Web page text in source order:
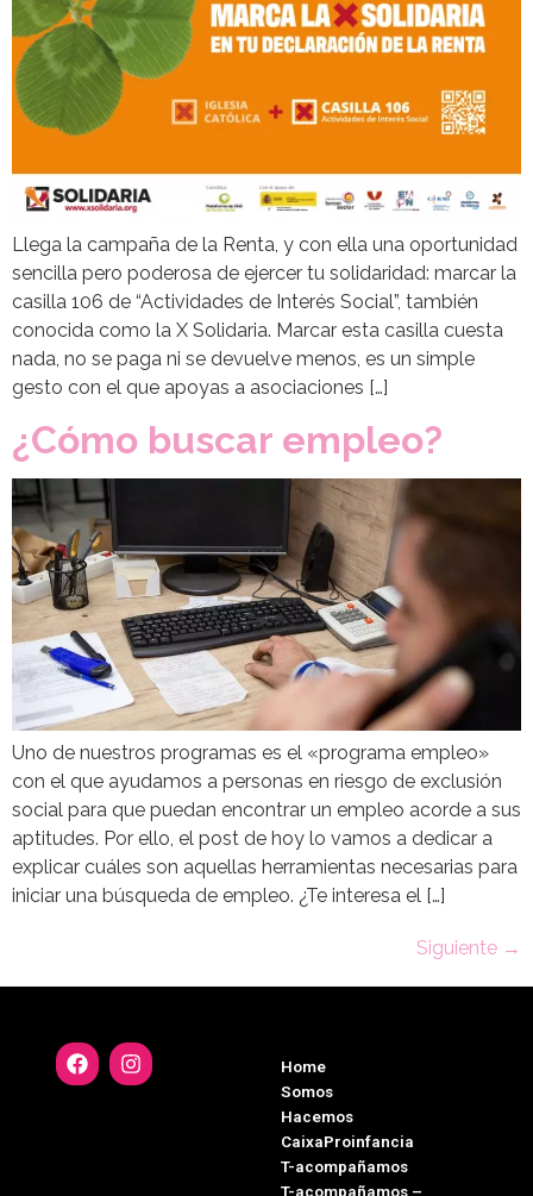
Llega la campaña de la Renta, y con ella una oportunidad
sencilla pero poderosa de ejercer tu solidaridad: marcar la
casilla 106 de “Actividades de Interés Social”, también
conocida como la X Solidaria. Marcar esta casilla cuesta
nada, no se paga ni se devuelve menos, es un simple
gesto con el que apoyas a asociaciones […]
¿Cómo buscar empleo?
Uno de nuestros programas es el «programa empleo»
con el que ayudamos a personas en riesgo de exclusión
social para que puedan encontrar un empleo acorde a sus
aptitudes. Por ello, el post de hoy lo vamos a dedicar a
explicar cuáles son aquellas herramientas necesarias para
iniciar una búsqueda de empleo. ¿Te interesa el […]
Siguiente →
Home
Somos
Hacemos
CaixaProinfancia
T-acompañamos
T-acompañamos –